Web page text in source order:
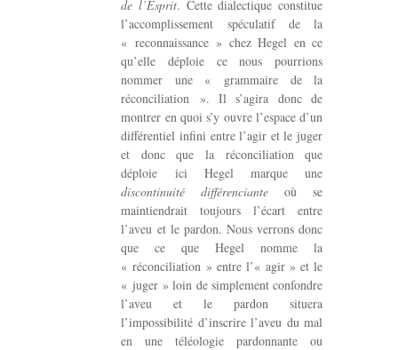
de l’Esprit. Cette dialectique constitue
l’accomplissement spéculatif de la
« reconnaissance » chez Hegel en ce
qu’elle déploie ce nous pourrions
nommer une « grammaire de la
réconciliation ». Il s’agira donc de
montrer en quoi s’y ouvre l’espace d’un
différentiel infini entre l’agir et le juger
et donc que la réconciliation que
déploie ici Hegel marque une
discontinuité différenciante où se
maintiendrait toujours l’écart entre
l’aveu et le pardon. Nous verrons donc
que ce que Hegel nomme la
« réconciliation » entre l’« agir » et le
« juger » loin de simplement confondre
l’aveu et le pardon situera
l’impossibilité d’inscrire l’aveu du mal
en une téléologie pardonnante ou